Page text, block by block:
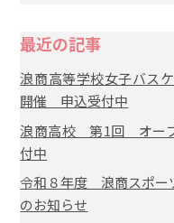
最近の記事
浪商高等学校女子バス
開催 申込受付中
浪商高校 第1回 オー
付中
令和８年度 浪商スポー
のお知らせ